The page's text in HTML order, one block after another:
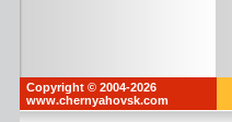
Copyright © 2004-2026
www.chernyahovsk.com